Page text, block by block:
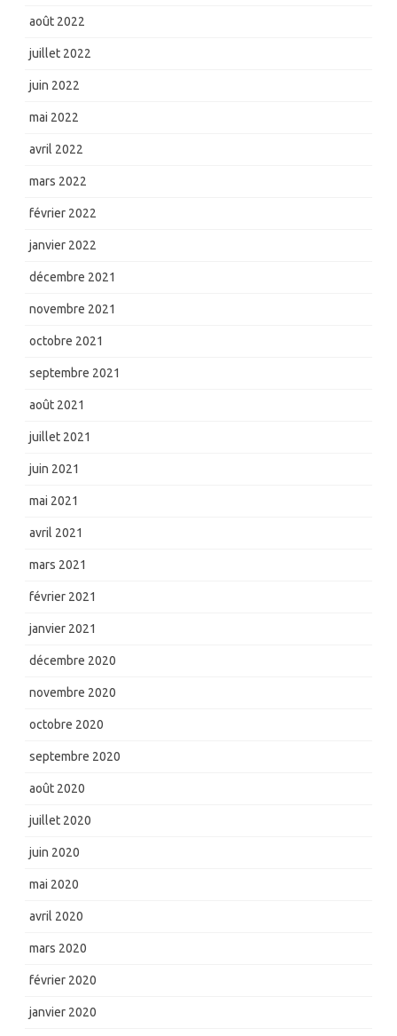
août 2022
juillet 2022
juin 2022
mai 2022
avril 2022
mars 2022
février 2022
janvier 2022
décembre 2021
novembre 2021
octobre 2021
septembre 2021
août 2021
juillet 2021
juin 2021
mai 2021
avril 2021
mars 2021
février 2021
janvier 2021
décembre 2020
novembre 2020
octobre 2020
septembre 2020
août 2020
juillet 2020
juin 2020
mai 2020
avril 2020
mars 2020
février 2020
janvier 2020